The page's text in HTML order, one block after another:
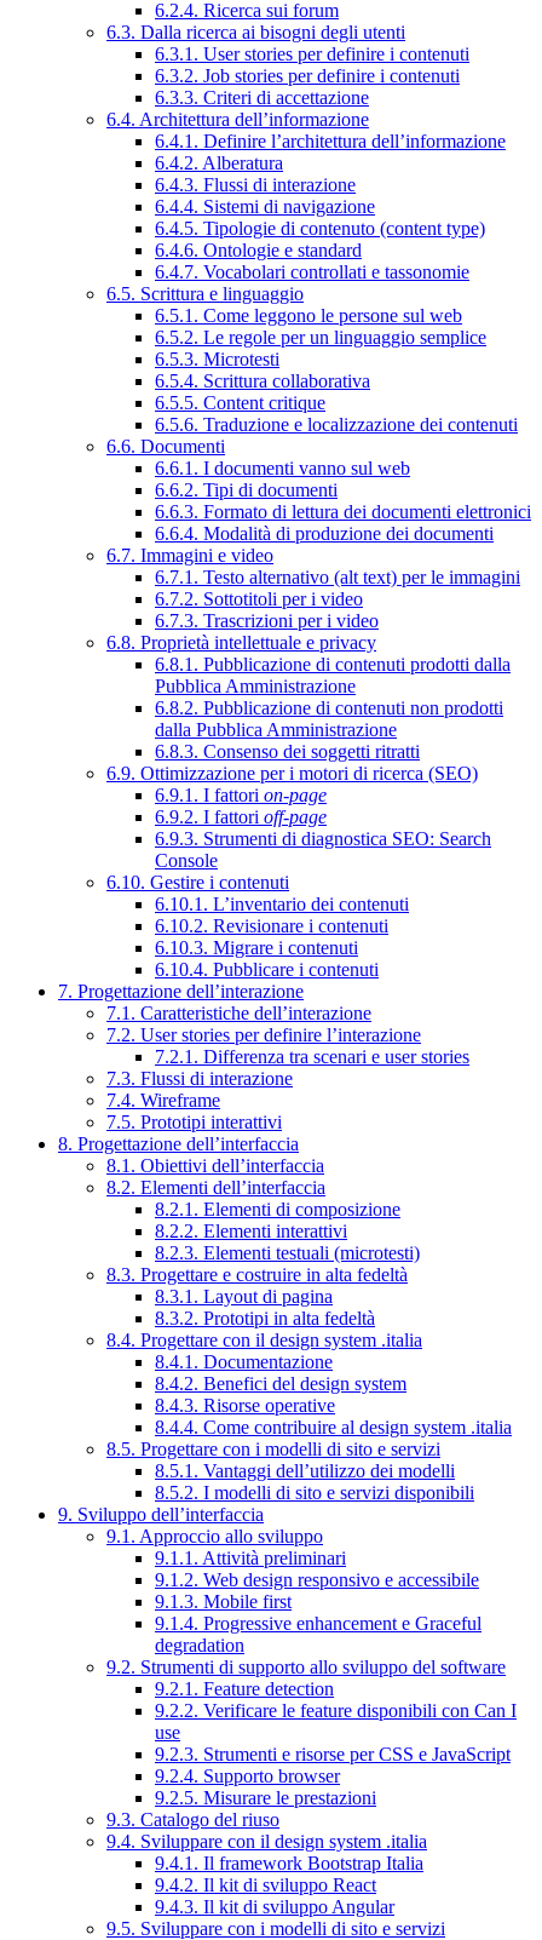
6.2.4. Ricerca sui forum
6.3. Dalla ricerca ai bisogni degli utenti
6.3.1. User stories per definire i contenuti
6.3.2. Job stories per definire i contenuti
6.3.3. Criteri di accettazione
6.4. Architettura dell’informazione
6.4.1. Definire l’architettura dell’informazione
6.4.2. Alberatura
6.4.3. Flussi di interazione
6.4.4. Sistemi di navigazione
6.4.5. Tipologie di contenuto (content type)
6.4.6. Ontologie e standard
6.4.7. Vocabolari controllati e tassonomie
6.5. Scrittura e linguaggio
6.5.1. Come leggono le persone sul web
6.5.2. Le regole per un linguaggio semplice
6.5.3. Microtesti
6.5.4. Scrittura collaborativa
6.5.5. Content critique
6.5.6. Traduzione e localizzazione dei contenuti
6.6. Documenti
6.6.1. I documenti vanno sul web
6.6.2. Tipi di documenti
6.6.3. Formato di lettura dei documenti elettronici
6.6.4. Modalità di produzione dei documenti
6.7. Immagini e video
6.7.1. Testo alternativo (alt text) per le immagini
6.7.2. Sottotitoli per i video
6.7.3. Trascrizioni per i video
6.8. Proprietà intellettuale e privacy
6.8.1. Pubblicazione di contenuti prodotti dalla
Pubblica Amministrazione
6.8.2. Pubblicazione di contenuti non prodotti
dalla Pubblica Amministrazione
6.8.3. Consenso dei soggetti ritratti
6.9. Ottimizzazione per i motori di ricerca (SEO)
6.9.1. I fattori on-page
6.9.2. I fattori off-page
6.9.3. Strumenti di diagnostica SEO: Search
Console
6.10. Gestire i contenuti
6.10.1. L’inventario dei contenuti
6.10.2. Revisionare i contenuti
6.10.3. Migrare i contenuti
6.10.4. Pubblicare i contenuti
7. Progettazione dell’interazione
7.1. Caratteristiche dell’interazione
7.2. User stories per definire l’interazione
7.2.1. Differenza tra scenari e user stories
7.3. Flussi di interazione
7.4. Wireframe
7.5. Prototipi interattivi
8. Progettazione dell’interfaccia
8.1. Obiettivi dell’interfaccia
8.2. Elementi dell’interfaccia
8.2.1. Elementi di composizione
8.2.2. Elementi interattivi
8.2.3. Elementi testuali (microtesti)
8.3. Progettare e costruire in alta fedeltà
8.3.1. Layout di pagina
8.3.2. Prototipi in alta fedeltà
8.4. Progettare con il design system .italia
8.4.1. Documentazione
8.4.2. Benefici del design system
8.4.3. Risorse operative
8.4.4. Come contribuire al design system .italia
8.5. Progettare con i modelli di sito e servizi
8.5.1. Vantaggi dell’utilizzo dei modelli
8.5.2. I modelli di sito e servizi disponibili
9. Sviluppo dell’interfaccia
9.1. Approccio allo sviluppo
9.1.1. Attività preliminari
9.1.2. Web design responsivo e accessibile
9.1.3. Mobile first
9.1.4. Progressive enhancement e Graceful
degradation
9.2. Strumenti di supporto allo sviluppo del software
9.2.1. Feature detection
9.2.2. Verificare le feature disponibili con Can I
use
9.2.3. Strumenti e risorse per CSS e JavaScript
9.2.4. Supporto browser
9.2.5. Misurare le prestazioni
9.3. Catalogo del riuso
9.4. Sviluppare con il design system .italia
9.4.1. Il framework Bootstrap Italia
9.4.2. Il kit di sviluppo React
9.4.3. Il kit di sviluppo Angular
9.5. Sviluppare con i modelli di sito e servizi